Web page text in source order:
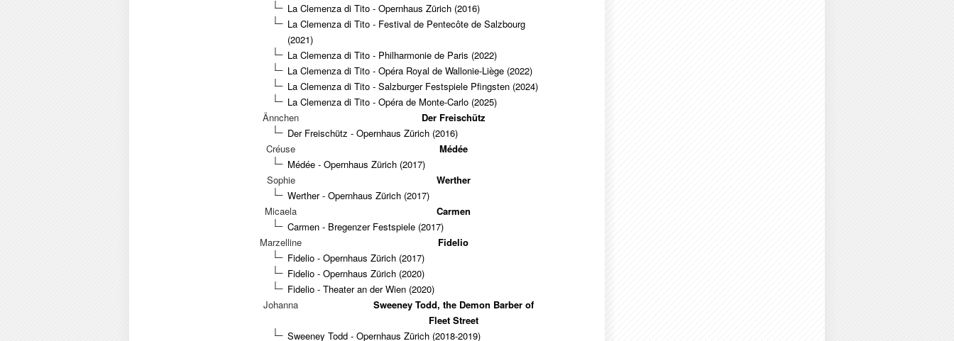
La Clemenza di Tito - Opernhaus Zürich (2016)
La Clemenza di Tito - Festival de Pentecôte de Salzbourg
(2021)
La Clemenza di Tito - Philharmonie de Paris (2022)
La Clemenza di Tito - Opéra Royal de Wallonie-Liège (2022)
La Clemenza di Tito - Salzburger Festspiele Pfingsten (2024)
La Clemenza di Tito - Opéra de Monte-Carlo (2025)
Ännchen
Der Freischütz
Der Freischütz - Opernhaus Zürich (2016)
Créuse
Médée
Médée - Opernhaus Zürich (2017)
Sophie
Werther
Werther - Opernhaus Zürich (2017)
Micaela
Carmen
Carmen - Bregenzer Festspiele (2017)
Marzelline
Fidelio
Fidelio - Opernhaus Zürich (2017)
Fidelio - Opernhaus Zürich (2020)
Fidelio - Theater an der Wien (2020)
Johanna
Sweeney Todd, the Demon Barber of
Fleet Street
Sweeney Todd - Opernhaus Zürich (2018-2019)